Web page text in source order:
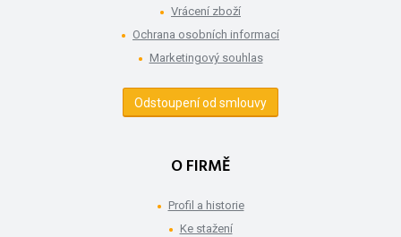
Vrácení zboží
Ochrana osobních informací
Marketingový souhlas
Odstoupení od smlouvy
O FIRMĚ
Profil a historie
Ke stažení